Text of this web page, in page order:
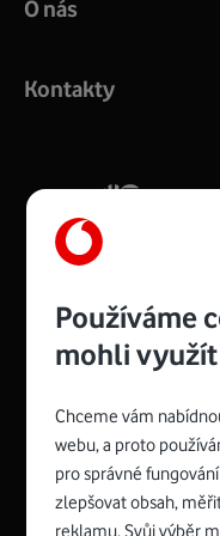
COMPAL CH7465VF
silný signál pro celou
Více o COMPAL
Zyxel VMG8623-
Rozměry modemu
Spojte
O nás
Kontakty
Používáme
mohli využít
Chceme vám
webu, a proto
pro správné
zlepšovat obsah,
reklamu. Svůj výběr